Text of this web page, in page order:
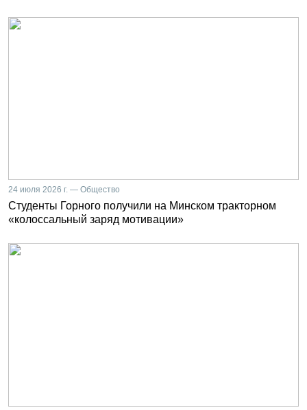
24 июля 2026 г. — Общество
Студенты Горного получили на Минском тракторном
«колоссальный заряд мотивации»